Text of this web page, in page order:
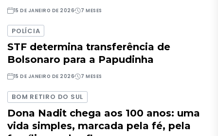
15 DE JANEIRO DE 2026 7 MESES
POLÍCIA
STF determina transferência de
Bolsonaro para a Papudinha
15 DE JANEIRO DE 2026 7 MESES
BOM RETIRO DO SUL
Dona Nadit chega aos 100 anos: uma
vida simples, marcada pela fé, pela